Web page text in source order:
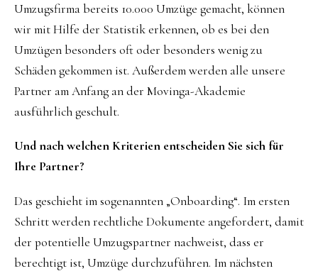
Umzugsfirma bereits 10.000 Umzüge gemacht, können
wir mit Hilfe der Statistik erkennen, ob es bei den
Umzügen besonders oft oder besonders wenig zu
Schäden gekommen ist. Außerdem werden alle unsere
Partner am Anfang an der Movinga-Akademie
ausführlich geschult.
Und nach welchen Kriterien entscheiden Sie sich für
Ihre Partner?
Das geschieht im sogenannten „Onboarding“. Im ersten
Schritt werden rechtliche Dokumente angefordert, damit
der potentielle Umzugspartner nachweist, dass er
berechtigt ist, Umzüge durchzuführen. Im nächsten